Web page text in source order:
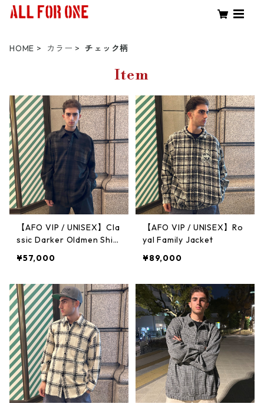
HOME カラー チェック柄
Item
【AFO VIP / UNISEX】Cla
ssic Darker Oldmen Shirt
¥57,000
【AFO VIP / UNISEX】Ro
yal Family Jacket
¥89,000